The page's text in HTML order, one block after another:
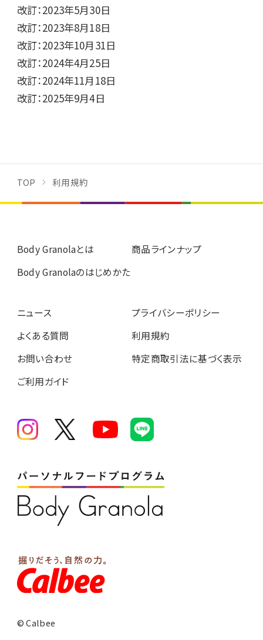
改訂：2023年5月30日
改訂：2023年8月18日
改訂：2023年10月31日
改訂：2024年4月25日
改訂：2024年11月18日
TOP 利用規約
Body Granolaとは
商品ラインナップ
Body Granolaのはじめかた
ニュース
よくある質問
お問い合わせ
ご利用ガイド
プライバシーポリシー
利用規約
特定商取引法に基づく表示
© Calbee